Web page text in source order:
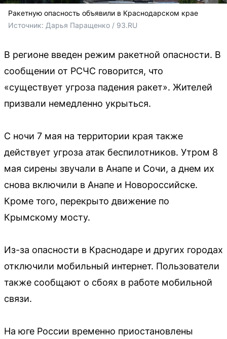
Ракетную опасность объявили в Краснодарском крае
Источник: Дарья Паращенко / 93.RU
В регионе введен режим ракетной опасности. В
сообщении от РСЧС говорится, что
«существует угроза падения ракет». Жителей
призвали немедленно укрыться.
С ночи 7 мая на территории края также
действует угроза атак беспилотников. Утром 8
мая сирены звучали в Анапе и Сочи, а днем их
снова включили в Анапе и Новороссийске.
Кроме того, перекрыто движение по
Крымскому мосту.
Из-за опасности в Краснодаре и других городах
отключили мобильный интернет. Пользователи
также сообщают о сбоях в работе мобильной
связи.
На юге России временно приостановлены